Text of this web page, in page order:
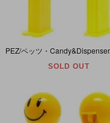
SOLD OUT